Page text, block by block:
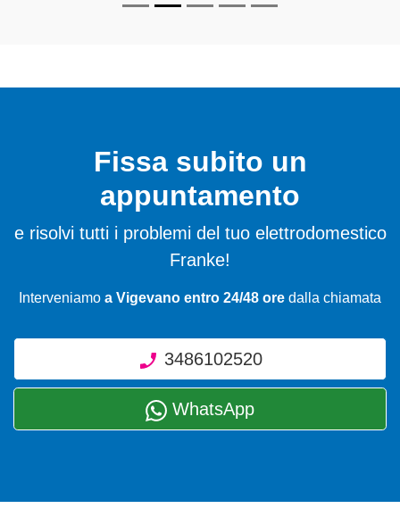
Fissa subito un
appuntamento
e risolvi tutti i problemi del tuo elettrodomestico
Franke!
Interveniamo a Vigevano entro 24/48 ore dalla chiamata
3486102520
WhatsApp